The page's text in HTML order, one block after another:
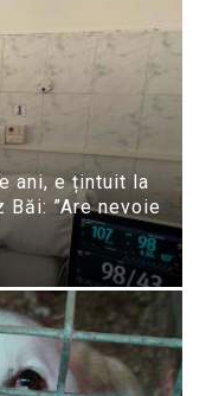
ani, e țintuit la
Băi: ”Are nevoie